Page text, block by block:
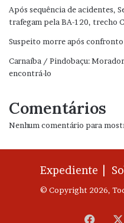
Após sequência de acidentes,
trafegam pela BA-120, trecho
Suspeito morre após
Carnaíba / Pindobaçu:
encontrá-lo
Comentários
Nenhum comentário para
Expediente |
© Copyright 2026,